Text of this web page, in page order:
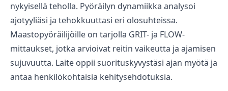
nykyisellä teholla. Pyöräilyn dynamiikka analysoi
ajotyyliäsi ja tehokkuuttasi eri olosuhteissa.
Maastopyöräilijöille on tarjolla GRIT- ja FLOW-
mittaukset, jotka arvioivat reitin vaikeutta ja ajamisen
sujuvuutta. Laite oppii suorituskyvystäsi ajan myötä ja
antaa henkilökohtaisia kehitysehdotuksia.